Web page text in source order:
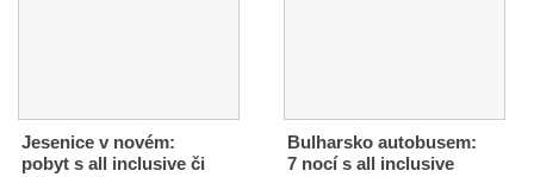
Jesenice v novém:
pobyt s all inclusive či
Bulharsko autobusem:
7 nocí s all inclusive